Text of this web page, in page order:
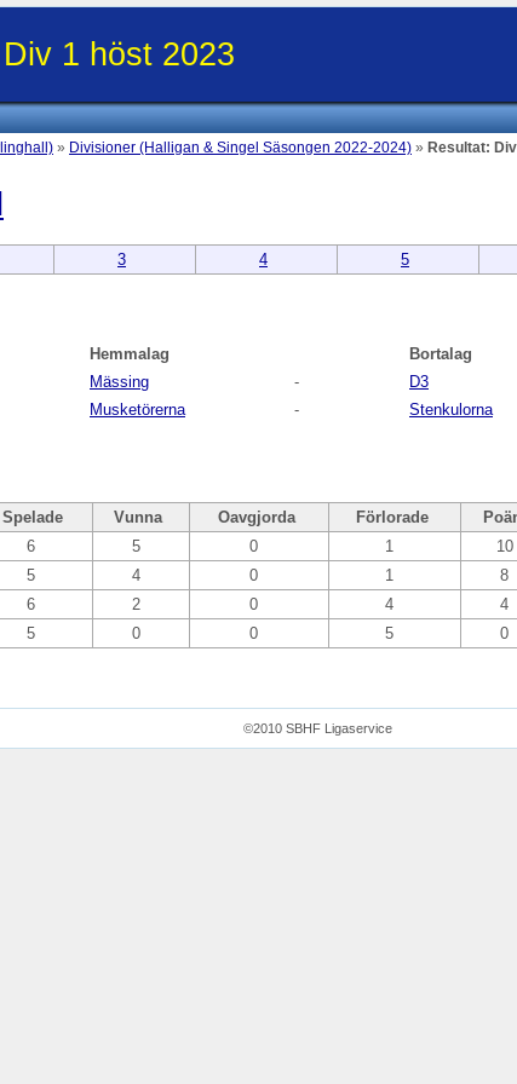
1 höst 2023
» Divisioner (Halligan & Singel Säsongen 2022-2024) » Resultat:
3 4 5
Hemmalag Bortalag
Mässing - D3
Musketörerna - Stenkulorna
Spelade Vunna Oavgjorda Förlorade
6 5 0 1 10
5 4 0 1 8
6 2 0 4 4
5 0 0 5 0
©2010 SBHF Ligaservice